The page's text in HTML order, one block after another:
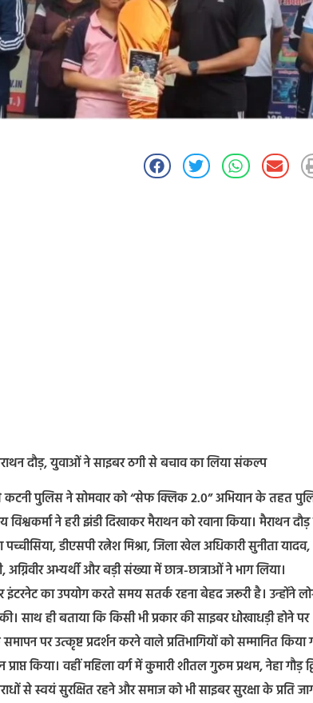
दौड़, युवाओं ने साइबर ठगी से बचाव का लिया संकल्प
पुलिस ने सोमवार को “सेफ क्लिक 2.0” अभियान के तहत
ने हरी झंडी दिखाकर मैराथन को रवाना किया। मैराथन
डीएसपी रत्नेश मिश्रा, जिला खेल अधिकारी सुनीता यादव,
अभ्यर्थी और बड़ी संख्या में छात्र-छात्राओं ने भाग लिया।
का उपयोग करते समय सतर्क रहना बेहद जरूरी है। उन्होंने
ही बताया कि किसी भी प्रकार की साइबर धोखाधड़ी होने पर
पर उत्कृष्ट प्रदर्शन करने वाले प्रतिभागियों को सम्मानित किया
किया। वहीं महिला वर्ग में कुमारी शीतल गुरुम प्रथम, नेहा गौड़
से स्वयं सुरक्षित रहने और समाज को भी साइबर सुरक्षा के प्रति